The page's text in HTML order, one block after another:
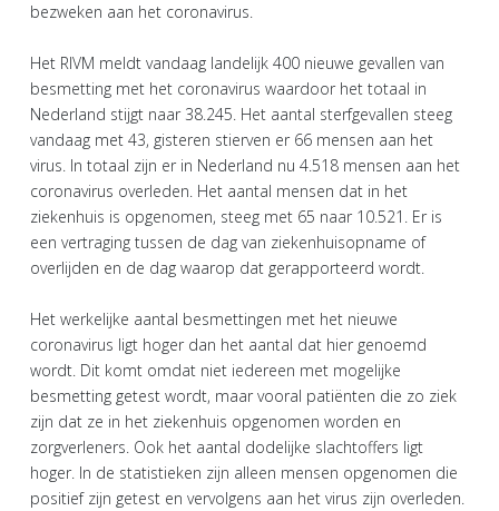
bezweken aan het coronavirus.
Het RIVM meldt vandaag landelijk 400 nieuwe gevallen van
besmetting met het coronavirus waardoor het totaal in
Nederland stijgt naar 38.245. Het aantal sterfgevallen steeg
vandaag met 43, gisteren stierven er 66 mensen aan het
virus. In totaal zijn er in Nederland nu 4.518 mensen aan het
coronavirus overleden. Het aantal mensen dat in het
ziekenhuis is opgenomen, steeg met 65 naar 10.521. Er is
een vertraging tussen de dag van ziekenhuisopname of
overlijden en de dag waarop dat gerapporteerd wordt.
Het werkelijke aantal besmettingen met het nieuwe
coronavirus ligt hoger dan het aantal dat hier genoemd
wordt. Dit komt omdat niet iedereen met mogelijke
besmetting getest wordt, maar vooral patiënten die zo ziek
zijn dat ze in het ziekenhuis opgenomen worden en
zorgverleners. Ook het aantal dodelijke slachtoffers ligt
hoger. In de statistieken zijn alleen mensen opgenomen die
positief zijn getest en vervolgens aan het virus zijn overleden.